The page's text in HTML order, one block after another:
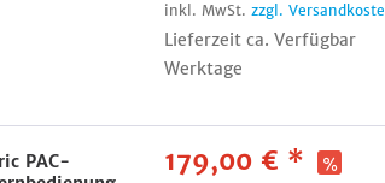
inkl. MwSt.zzgl.
Lieferzeit ca. Verfügbar
Werktage
PAC-
179,00 € *